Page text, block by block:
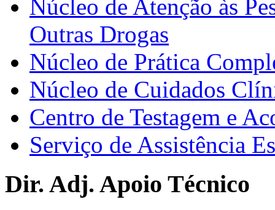
Núcleo de Atenção às
Outras Drogas
Núcleo de Prática
Núcleo de Cuidados
Centro de Testagem e
Serviço de Assistência
Dir. Adj. Apoio Técnico